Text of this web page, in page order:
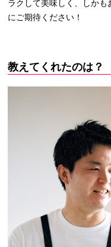
ラクして美味しく、しか
にご期待ください！
教えてくれたのは？